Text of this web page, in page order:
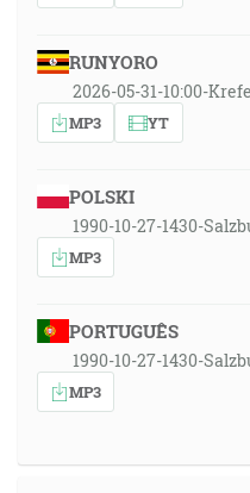
RUNYORO
2026-05-31-10:00-
MP3 YT
POLSKI
1990-10-27-1430-
MP3
PORTUGUÊS
1990-10-27-1430-
MP3